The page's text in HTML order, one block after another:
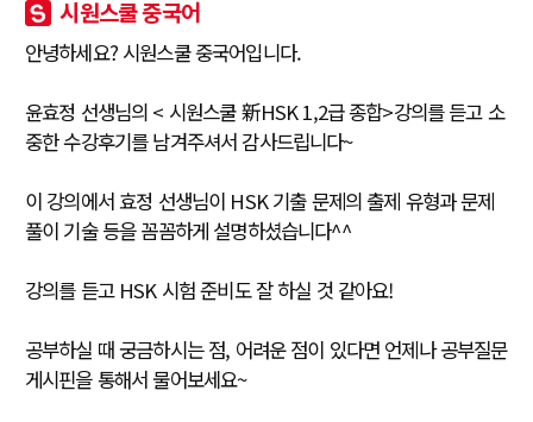
시원스쿨 중국어
안녕하세요? 시원스쿨 중국어입니다.
윤효정 선생님의 < 시원스쿨 新HSK 1,2급 종합>강의를 듣고 소
중한 수강후기를 남겨주셔서 감사드립니다~
이 강의에서 효정 선생님이 HSK 기출 문제의 출제 유형과 문제
풀이 기술 등을 꼼꼼하게 설명하셨습니다^^
강의를 듣고 HSK 시험 준비도 잘 하실 것 같아요!
공부하실 때 궁금하시는 점, 어려운 점이 있다면 언제나 공부질문
게시핀을 통해서 물어보세요~